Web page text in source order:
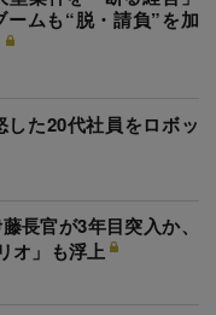
ムも“脱・請負”を加
た20代社員をロボッ
長官が3年目突入か、
オ」も浮上